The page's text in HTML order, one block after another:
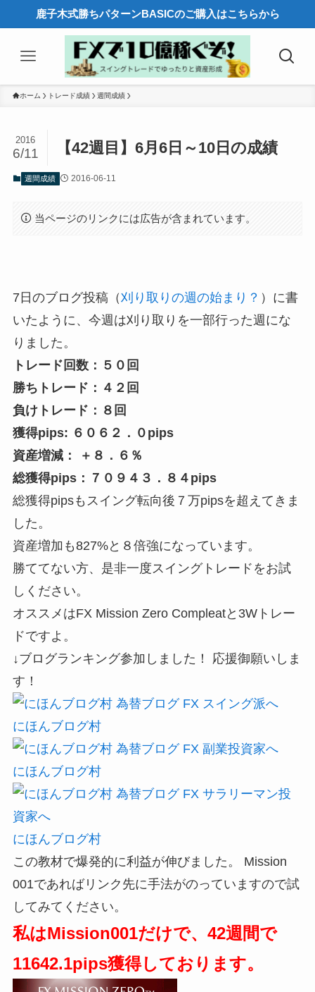
鹿子木式勝ちパターンBASICのご購入はこちらから
ホーム トレード成績 週間成績
【42週目】6月6日～10日の成績
2016
6/11
週間成績 2016-06-11
当ページのリンクには広告が含まれています。
7日のブログ投稿（刈り取りの週の始まり？ ）に書
いたように、今週は刈り取りを一部行った週にな
りました。
トレード回数：５０回
勝ちトレード：４２回
負けトレード：８回
獲得pips: ６０６２．０pips
資産増減： ＋８．６％
総獲得pips：７０９４３．８４pips
総獲得pipsもスイング転向後７万pipsを超えてきま
した。
資産増加も827%と８倍強になっています。
勝ててない方、是非一度スイングトレードをお試
しください。
オススメはFX Mission Zero Compleatと3Wトレー
ドですよ。
↓ブログランキング参加しました！ 応援御願いしま
す！
にほんブログ村
にほんブログ村
にほんブログ村
この教材で爆発的に利益が伸びました。 Mission
001であればリンク先に手法がのっていますので試
してみてください。
私はMission001だけで、42週間で
11642.1pips獲得しております。